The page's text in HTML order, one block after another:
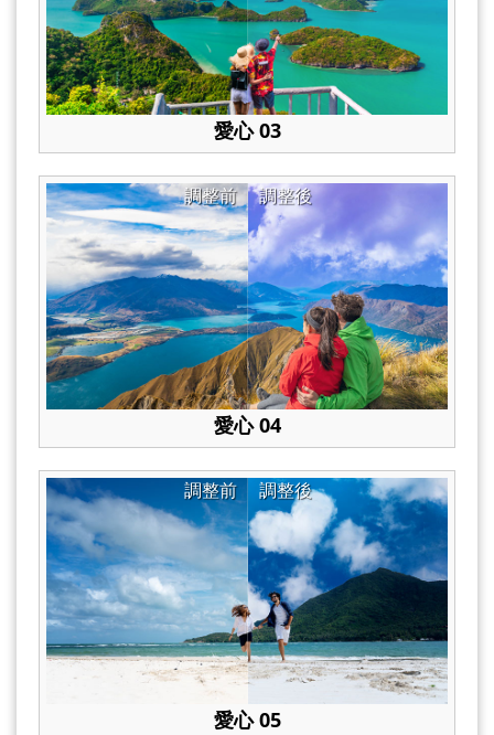
愛心 03
調整後
調整前
愛心 04
調整後
調整前
愛心 05